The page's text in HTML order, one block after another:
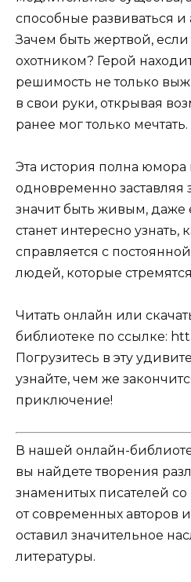
способные развиваться и
Зачем быть жертвой, если
охотником? Герой
решимость не только
в свои руки, открывая
ранее мог только мечтать.
Эта история полна
одновременно заставляя
значит быть живым, даже
станет интересно узнать,
справляется с
людей, которые
Читать онлайн или
библиотеке по ссылке:
Погрузитесь в эту
узнайте, чем же
приключение!
В нашей онлайн-
вы найдете творения
знаменитых писателей
от современных авторов
оставил значительное
литературы.